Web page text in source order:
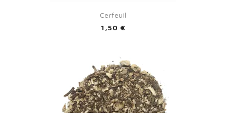
Cerfeuil
1,50 €